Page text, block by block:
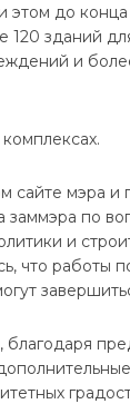
этом до
120 зданий
и
сайте мэра и
заммэра по
и
что работы
благодаря